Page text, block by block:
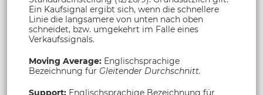
Ein Kaufsignal ergibt sich, wenn die schnellere
Linie die langsamere von unten nach oben
schneidet, bzw. umgekehrt im Falle eines
Verkaufssignals.
Moving Average: Englischsprachige
Bezeichnung für Gleitender Durchschnitt.
Support: Englischsprachige Bezeichnung für